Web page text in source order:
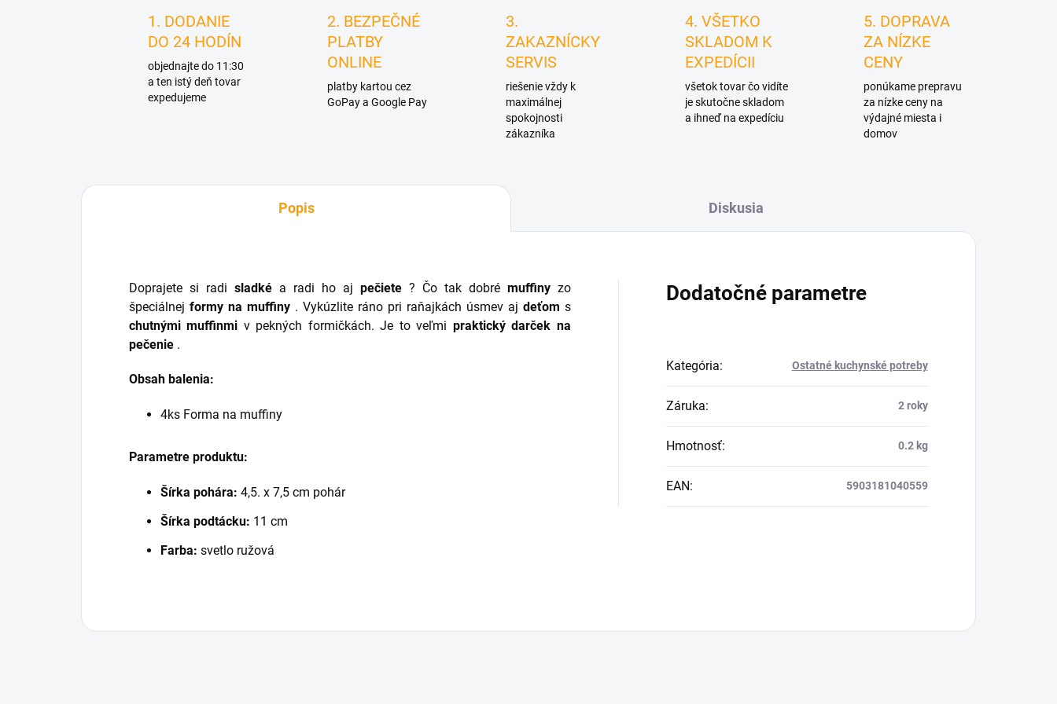
1. DODANIE
DO 24 HODÍN
objednajte do 11:30
a ten istý deň tovar
expedujeme
2. BEZPEČNÉ
PLATBY
ONLINE
platby kartou cez
GoPay a Google Pay
3.
ZAKAZNÍCKY
SERVIS
riešenie vždy k
maximálnej
spokojnosti
zákazníka
4. VŠETKO
SKLADOM K
EXPEDÍCII
všetok tovar čo vidíte
je skutočne skladom
a ihneď na expedíciu
5. DOPRAVA
ZA NÍZKE
CENY
ponúkame prepravu
za nízke ceny na
výdajné miesta i
domov
Popis Diskusia
Doprajete si radi sladkéa radi ho aj pečiete? Čo tak dobré muffinyzo
špeciálnej formy na muffiny. Vykúzlite ráno pri raňajkách úsmev aj deťom s
chutnými muffinmi v pekných formičkách. Je to veľmi praktický darček na
pečenie .
Obsah balenia:
4ks Forma na muffiny
Parametre produktu:
Šírka pohára: 4,5. x 7,5 cm pohár
Šírka podtácku: 11 cm
Farba: svetlo ružová
Dodatočné parametre
Kategória: Ostatné kuchynské potreby
Záruka: 2 roky
Hmotnosť: 0.2 kg
EAN: 5903181040559